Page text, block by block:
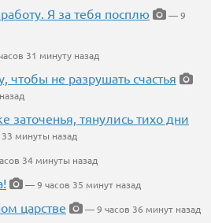
Я за тебя посплю
— 9
31 минуту назад
чтобы не разрушать счастья
заточенья, тянулись тихо дни
минуты назад
34 минуты назад
— 9 часов 35 минут назад
царстве
— 9 часов 36 минут назад